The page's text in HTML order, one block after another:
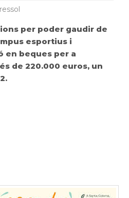
per poder gaudir de
esportius i
en beques per a
de 220.000 euros, un